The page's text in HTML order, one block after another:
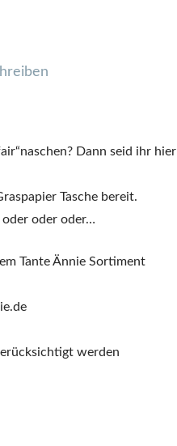
Dann seid ihr hier
Tasche bereit.
oder oder oder…
Tante Ännie Sortiment
werden